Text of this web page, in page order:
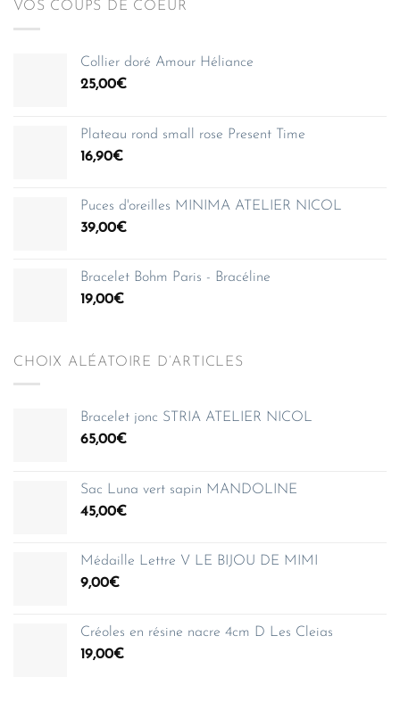
VOS COUPS DE COEUR
Collier doré Amour Héliance
25,00€
Plateau rond small rose Present Time
16,90€
Puces d'oreilles MINIMA ATELIER NICOL
39,00€
Bracelet Bohm Paris - Bracéline
19,00€
CHOIX ALÉATOIRE D’ARTICLES
Bracelet jonc STRIA ATELIER NICOL
65,00€
Sac Luna vert sapin MANDOLINE
45,00€
Médaille Lettre V LE BIJOU DE MIMI
9,00€
Créoles en résine nacre 4cm D Les Cleias
19,00€